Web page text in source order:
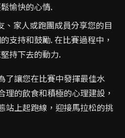
愉快的心情.
、家人或跑團成員分享您的目
支持和鼓勵. 在比賽過程中，
持下去的動力.
了讓您在比賽中發揮最佳水
理的飲食和積極的心理建設，
站上起跑線，迎接馬拉松的挑